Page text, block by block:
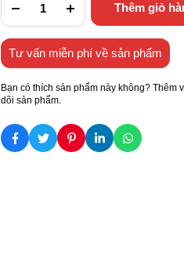
Thêm giỏ
Tư vấn miễn phí về sản phẩm
Bạn có thích sản phẩm này không? Thêm
dõi sản phẩm.